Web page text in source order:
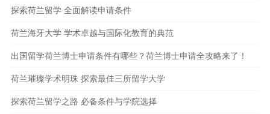
探索荷兰留学 全面解读申请条件
荷兰海牙大学 学术卓越与国际化教育的典范
出国留学荷兰博士申请条件有哪些？荷兰博士申请全攻略来了！
荷兰璀璨学术明珠 探索最佳三所留学大学
探索荷兰留学之路 必备条件与学院选择